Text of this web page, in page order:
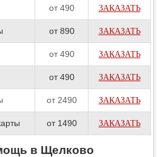
от 490 ЗАКАЗАТЬ
от 890 ЗАКАЗАТЬ
от 490 ЗАКАЗАТЬ
от 490 ЗАКАЗАТЬ
от 2490 ЗАКАЗАТЬ
от 1490 ЗАКАЗАТЬ
в Щелково